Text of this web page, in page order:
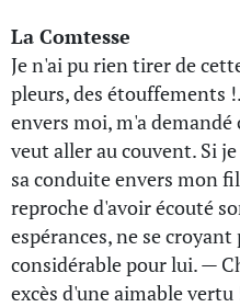
La Comtesse
Je n'ai pu rien tirer de
pleurs, des étouffements
envers moi, m'a
veut aller au couvent. Si
sa conduite envers mon
reproche d'avoir écouté
espérances, ne se croyant
considérable pour lui. —
excès d'une aimable